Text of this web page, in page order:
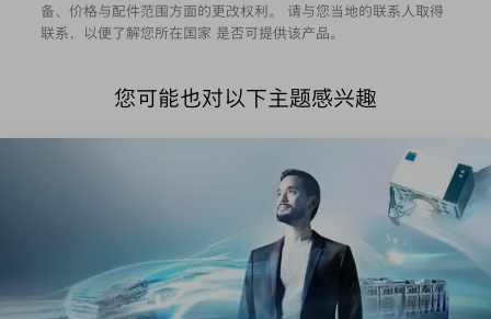
备、价格与配件范围方面的更改权利。 请与您当地的联系人取得
联系，以便了解您所在国家 是否可提供该产品。
您可能也对以下主题感兴趣